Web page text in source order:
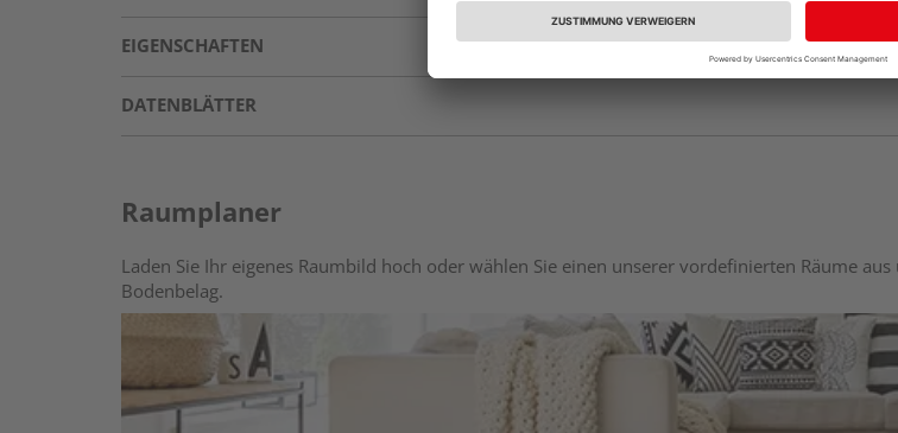
EIGENSCHAFTEN
DATENBLÄTTER
Raumplaner
Laden Sie Ihr eigenes Raumbild hoch oder wählen Sie einen unserer vordefinierten Räume
Bodenbelag.